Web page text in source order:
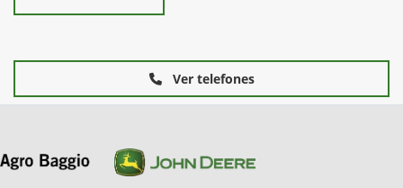
Ver telefones